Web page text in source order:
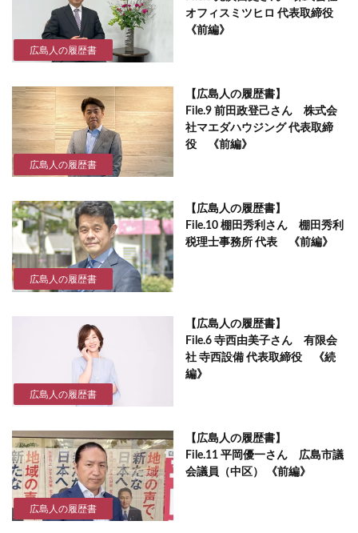
広島人の履歴書
オフィスミツヒロ 代表取締役
《前編》
広島人の履歴書
【広島人の履歴書】
File.9 前田政登己さん 株式会
社マエダハウジング 代表取締
役 《前編》
広島人の履歴書
【広島人の履歴書】
File.10 棚田秀利さん 棚田秀利
税理士事務所 代表 《前編》
広島人の履歴書
【広島人の履歴書】
File.6 寺西由美子さん 有限会
社 寺西設備 代表取締役 《続
編》
広島人の履歴書
【広島人の履歴書】
File.11 平岡優一さん 広島市議
会議員（中区） 《前編》